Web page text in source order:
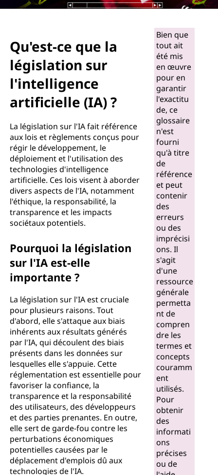
Qu'est-ce que la
législation sur
l'intelligence
artificielle (IA) ?
La législation sur l'IA fait référence
aux lois et règlements conçus pour
régir le développement, le
déploiement et l'utilisation des
technologies d'intelligence
artificielle. Ces lois visent à aborder
divers aspects de l'IA, notamment
l'éthique, la responsabilité, la
transparence et les impacts
sociétaux potentiels.
Pourquoi la législation
sur l'IA est-elle
importante ?
La législation sur l'IA est cruciale
pour plusieurs raisons. Tout
d'abord, elle s'attaque aux biais
inhérents aux résultats générés
par l'IA, qui découlent des biais
présents dans les données sur
lesquelles elle s'appuie. Cette
réglementation est essentielle pour
favoriser la confiance, la
transparence et la responsabilité
des utilisateurs, des développeurs
et des parties prenantes. En outre,
elle sert de garde-fou contre les
perturbations économiques
potentielles causées par le
déplacement d'emplois dû aux
technologies de l'IA.
Bien que
tout ait
été mis
en œuvre
pour en
garantir
l'exactitu
de, ce
glossaire
n'est
fourni
qu'à titre
de
référence
et peut
contenir
des
erreurs
ou des
imprécisi
ons. Il
s'agit
d'une
ressource
générale
permetta
nt de
compren
dre les
termes et
concepts
couramm
ent
utilisés.
Pour
obtenir
des
informati
ons
précises
ou de